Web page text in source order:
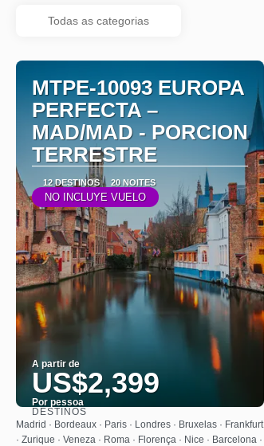
MTPE-10093 EUROPA
PERFECTA –
MAD/MAD - PORCION
TERRESTRE
12 DESTINOS 20 NOITES
NO INCLUYE VUELO
A partir de
US$2,399
Por pessoa
Saiba mais
DESTINOS
Madrid · Bordeaux · Paris · Londres · Bruxelas · Frankfurt
· Zurique · Veneza · Roma · Florença · Nice · Barcelona ·